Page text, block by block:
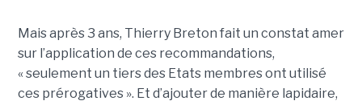
Mais après 3 ans, Thierry Breton fait un constat amer
sur l’application de ces recommandations,
« seulement un tiers des Etats membres ont utilisé
ces prérogatives ». Et d’ajouter de manière lapidaire,